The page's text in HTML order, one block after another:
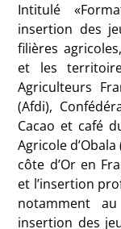
Intitulé
insertion des
filières
et les
Agriculteurs
(Afdi),
Cacao et café
Agricole
côte d’Or en
et l’insertion
notamment
insertion des